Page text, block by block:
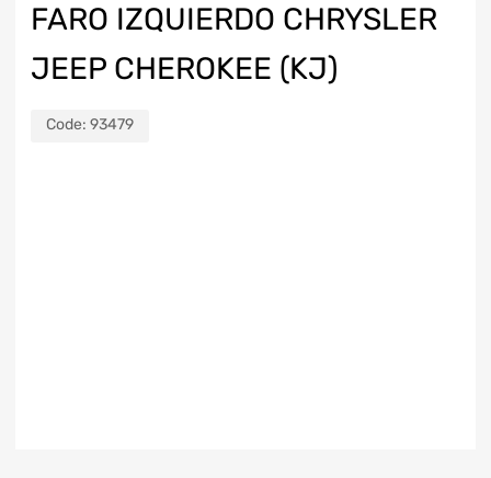
FARO IZQUIERDO CHRYSLER
JEEP CHEROKEE (KJ)
Code: 93479